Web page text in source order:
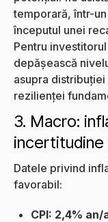
temporară, într-
începutul unei
Pentru
depășească
asupra
rezilienței
3. Macro:
Datele privind
favorabil:
CPI: 2,4% an/